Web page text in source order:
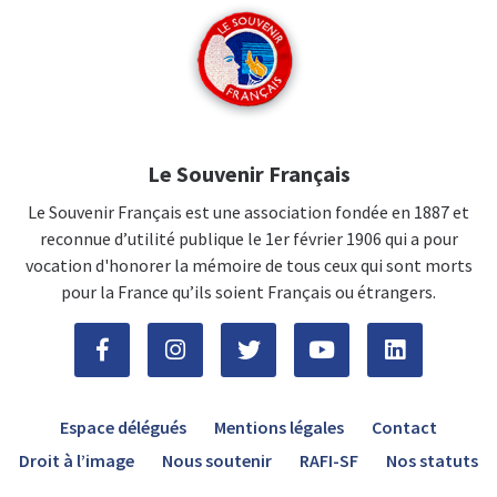
Le Souvenir Français
Le Souvenir Français est une association fondée en 1887 et
reconnue d’utilité publique le 1er février 1906 qui a pour
vocation d'honorer la mémoire de tous ceux qui sont morts
pour la France qu’ils soient Français ou étrangers.
Espace délégués Mentions légales
Contact
Droit à l’image
Nous soutenir RAFI-SF Nos statuts